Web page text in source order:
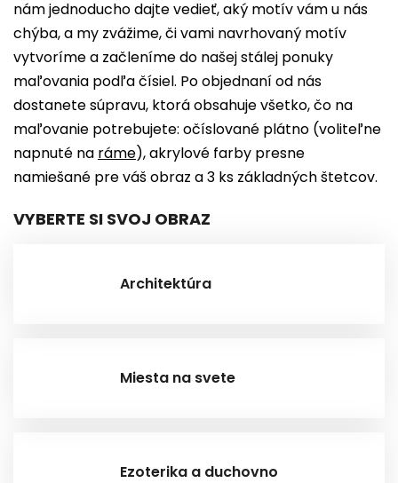
nám jednoducho dajte vedieť, aký motív vám u nás
chýba, a my zvážime, či vami navrhovaný motív
vytvoríme a začleníme do našej stálej ponuky
maľovania podľa čísiel. Po objednaní od nás
dostanete súpravu, ktorá obsahuje všetko, čo na
maľovanie potrebujete: očíslované plátno (voliteľne
napnuté na ráme), akrylové farby presne
namiešané pre váš obraz a 3 ks základných štetcov.
VYBERTE SI SVOJ OBRAZ
Architektúra
Miesta na svete
Ezoterika a duchovno